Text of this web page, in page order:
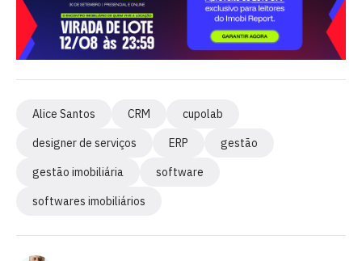
Alice Santos CRM
cupolab
designer de serviços
ERP
gestão
gestão imobiliária
software
softwares imobiliários